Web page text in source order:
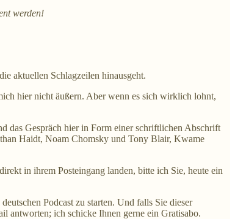
werden!
aktuellen Schlagzeilen hinausgeht.
hier nicht äußern. Aber wenn es sich wirklich lohnt,
das Gespräch hier in Form einer schriftlichen Abschrift
Haidt, Noam Chomsky und Tony Blair, Kwame
in ihrem Posteingang landen, bitte ich Sie, heute ein
Podcast zu starten. Und falls Sie dieser
antworten; ich schicke Ihnen gerne ein Gratisabo.